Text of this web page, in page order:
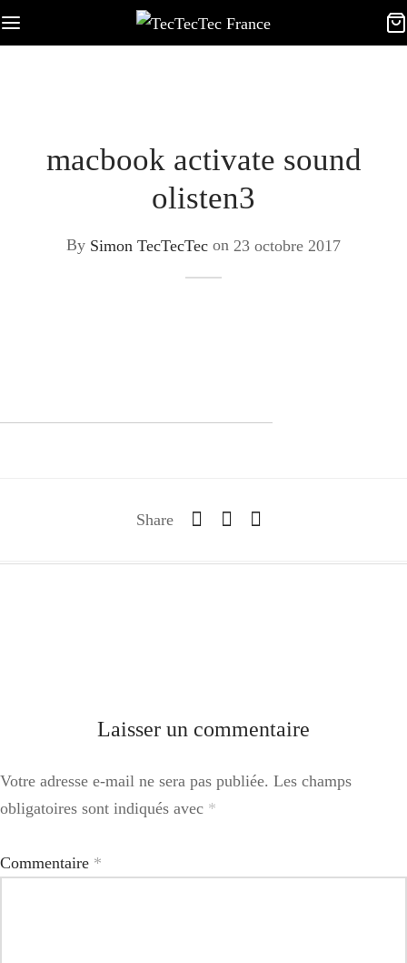
macbook activate sound
olisten3
By Simon TecTecTec on 23 octobre 2017
Share
Laisser un commentaire
Votre adresse e-mail ne sera pas publiée. Les champs
obligatoires sont indiqués avec *
Commentaire *